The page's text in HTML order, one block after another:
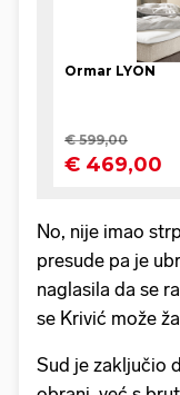
No, nije imao
presude pa je
naglasila da se
se Krivić može
Sud je zaključio